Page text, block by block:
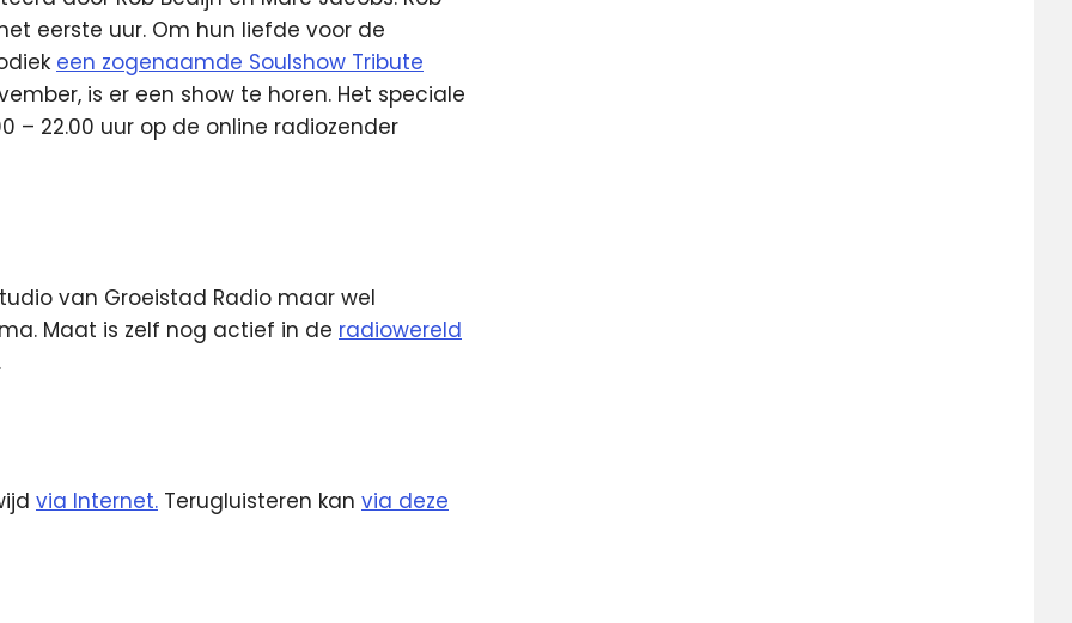
eerste uur. Om hun liefde voor de
een zogenaamde Soulshow Tribute
is er een show te horen. Het speciale
– 22.00 uur op de online radiozender
van Groeistad Radio maar wel
Maat is zelf nog actief in de radiowereld
.
via Internet. Terugluisteren kan via deze